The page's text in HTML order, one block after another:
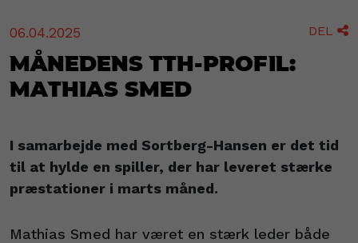
06.04.2025 DEL 
Månedens TTH-profil:
Mathias Smed
I samarbejde med Sortberg-Hansen er det tid
til at hylde en spiller, der har leveret stærke
præstationer i marts måned.
Mathias Smed har været en stærk leder både